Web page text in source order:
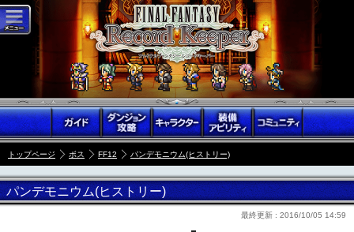
トップページ ボス FF12 パンデモニウム(ヒストリー)
パンデモニウム(ヒストリー)
最終更新 : 2016/10/05 14:59